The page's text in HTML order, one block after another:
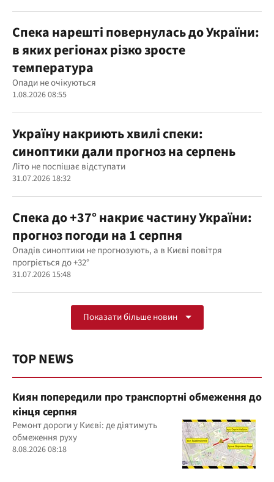
Спека нарешті повернулась до України:
в яких регіонах різко зросте
температура
Опади не очікуються
1.08.2026 08:55
Україну накриють хвилі спеки:
синоптики дали прогноз на серпень
Літо не поспішає відступати
31.07.2026 18:32
Спека до +37° накриє частину України:
прогноз погоди на 1 серпня
Опадів синоптики не прогнозують, а в Києві повітря
прогріється до +32°
31.07.2026 15:48
Показати більше новин
TOP NEWS
Киян попередили про транспортні обмеження до
кінця серпня
Ремонт дороги у Києві: де діятимуть
обмеження руху
8.08.2026 08:18